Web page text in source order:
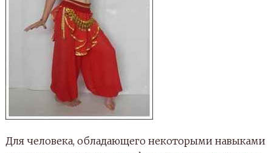
Для человека, обладающего некоторыми навыками